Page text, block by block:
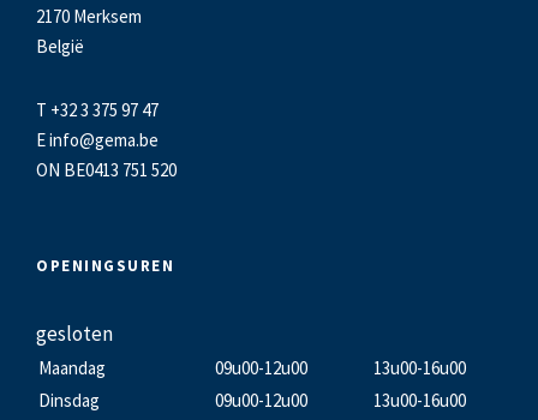
2170 Merksem
België
T +32 3 375 97 47
Einfo@gema.be
ON BE0413 751 520
OPENINGSUREN
gesloten
Maandag 09u00-12u00
13u00-16u00
Dinsdag
09u00-12u00
13u00-16u00